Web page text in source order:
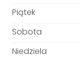
Piątek
Sobota
Niedziela